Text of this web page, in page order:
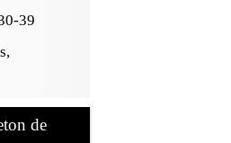
39
de